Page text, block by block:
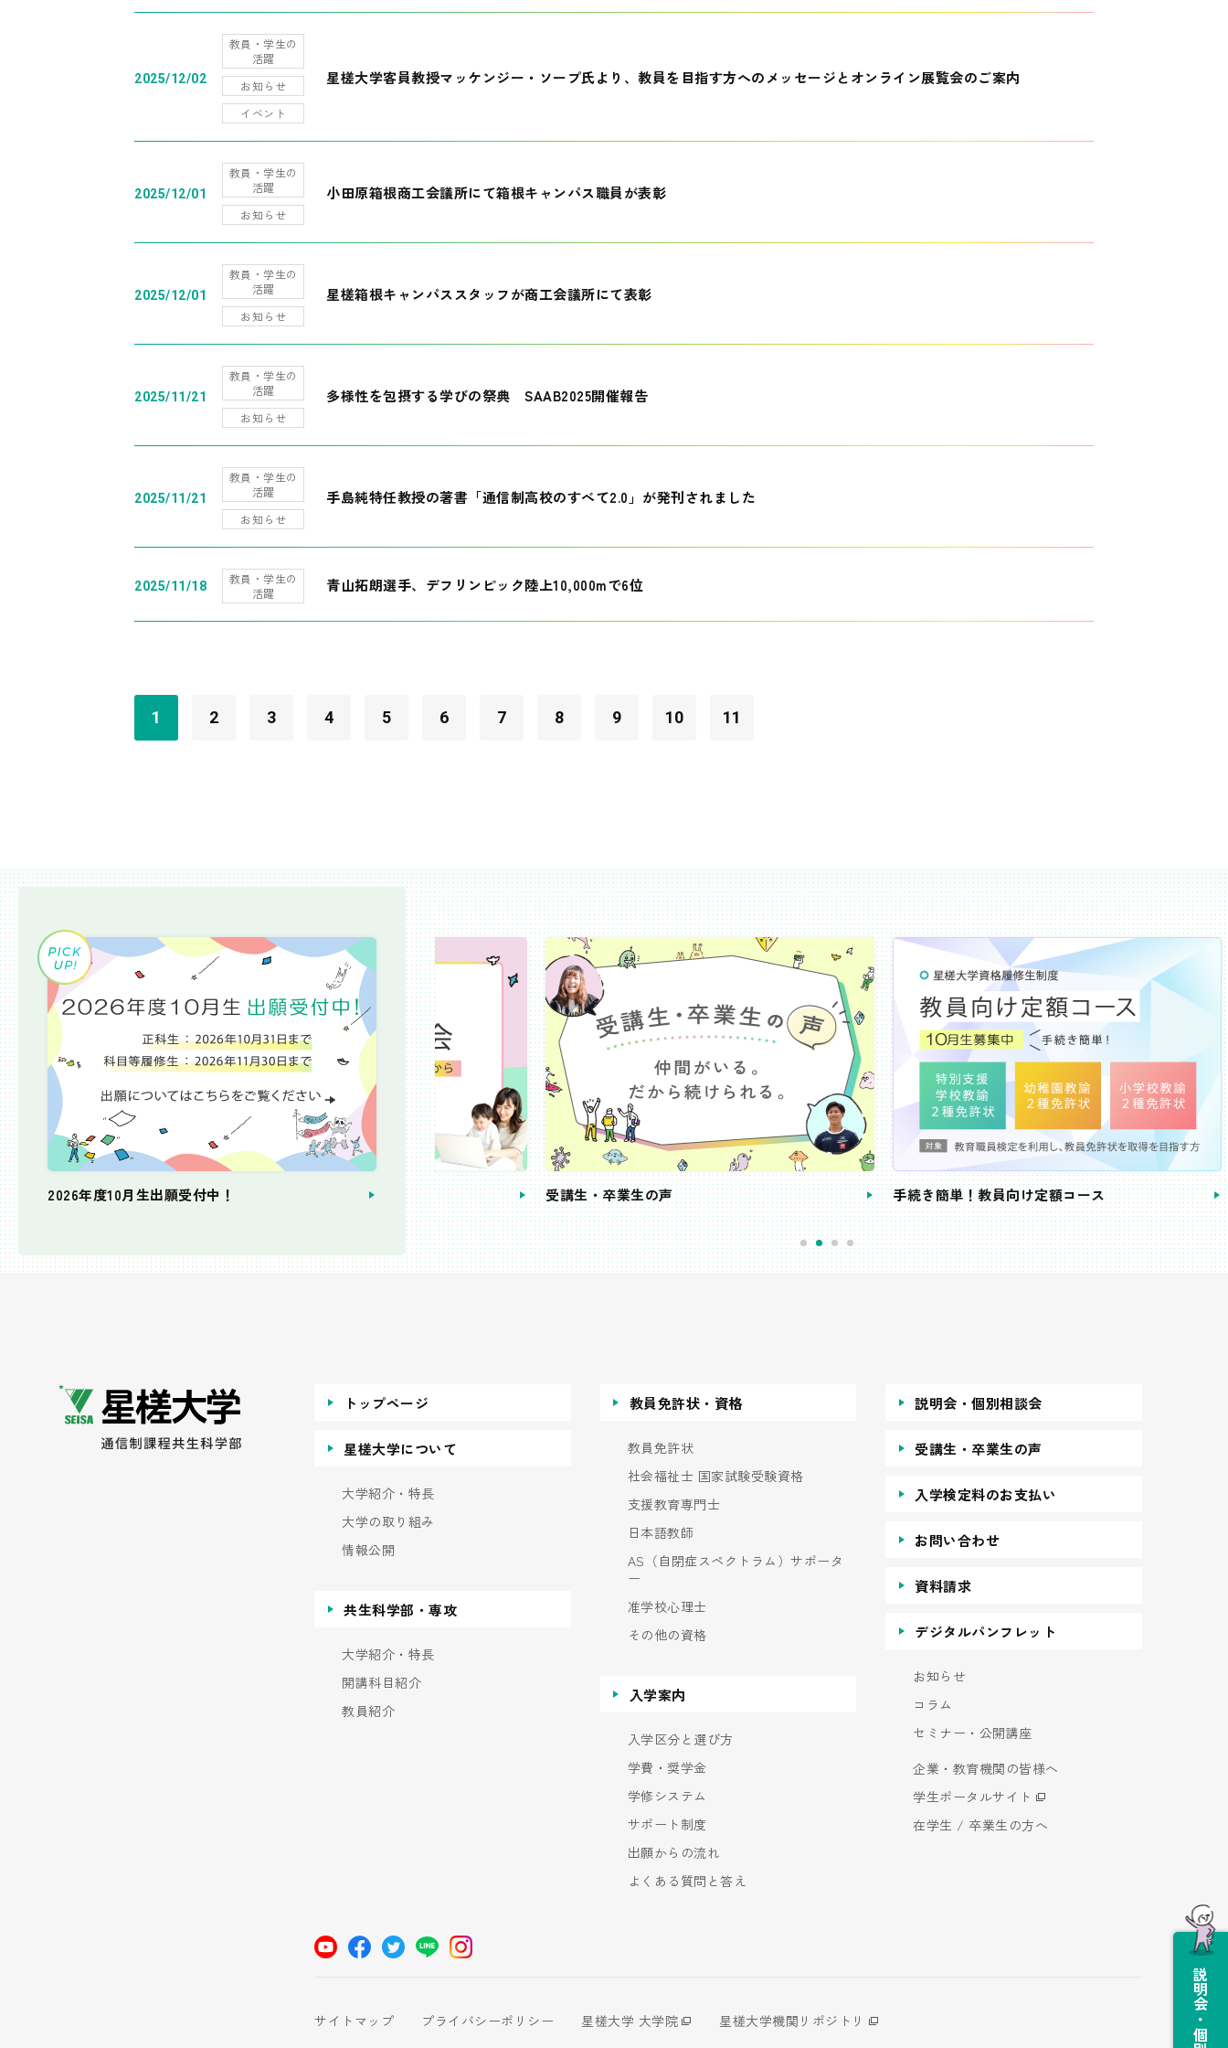
2025/12/02
教員・学生の
活躍
お知らせ
イベント
星槎大学客員教授マッケンジー・ソープ氏より、教員を目指す方へのメッセージとオンライン展覧会のご案内
2025/12/01
教員・学生の
活躍
お知らせ
小田原箱根商工会議所にて箱根キャンパス職員が表彰
2025/12/01
教員・学生の
活躍
お知らせ
星槎箱根キャンパススタッフが商工会議所にて表彰
2025/11/21
教員・学生の
活躍
お知らせ
多様性を包摂する学びの祭典 SAAB2025開催報告
2025/11/21
教員・学生の
活躍
お知らせ
手島純特任教授の著書「通信制高校のすべて2.0」が発刊されました
2025/11/18
教員・学生の
活躍
青山拓朗選手、デフリンピック陸上10,000mで6位
1 2 3 4 5 6 7 8 9 10 11
2026年度10月生出願受付中！
個別相談会 受講生・卒業生の声 手続き簡単！教員向け定額コース 教員免許状が
トップページ
星槎大学について
大学紹介・特長
大学の取り組み
情報公開
共生科学部・専攻
大学紹介・特長
開講科目紹介
教員紹介
教員免許状・資格
教員免許状
社会福祉士 国家試験受験資格
支援教育専門士
日本語教師
AS（自閉症スペクトラム）サポータ
ー
准学校心理士
その他の資格
入学案内
入学区分と選び方
学費・奨学金
学修システム
サポート制度
出願からの流れ
よくある質問と答え
説明会・個別相談会
受講生・卒業生の声
入学検定料のお支払い
お問い合わせ
資料請求
デジタルパンフレット
お知らせ
コラム
セミナー・公開講座
企業・教育機関の皆様へ
学生ポータルサイト
在学生 / 卒業生の方へ
サイトマップ プライバシーポリシー 星槎大学 大学院
星槎大学機関リポジトリ